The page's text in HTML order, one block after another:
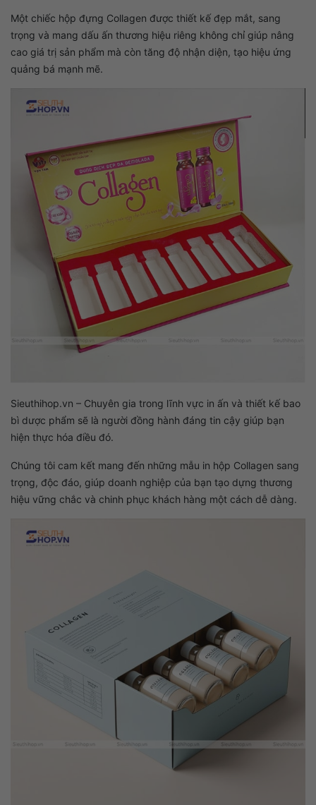
Một chiếc hộp đựng Collagen được thiết kế đẹp mắt, sang
trọng và mang dấu ấn thương hiệu riêng không chỉ giúp nâng
cao giá trị sản phẩm mà còn tăng độ nhận diện, tạo hiệu ứng
quảng bá mạnh mẽ.
Sieuthihop.vn – Chuyên gia trong lĩnh vực in ấn và thiết kế bao
bì dược phẩm sẽ là người đồng hành đáng tin cậy giúp bạn
hiện thực hóa điều đó.
Chúng tôi cam kết mang đến những mẫu in hộp Collagen sang
trọng, độc đáo, giúp doanh nghiệp của bạn tạo dựng thương
hiệu vững chắc và chinh phục khách hàng một cách dễ dàng.